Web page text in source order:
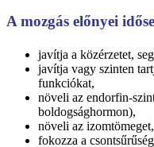
A mozgás előnyei
javítja a közérzetet,
javítja vagy szinten
funkciókat,
növeli az endorfin-
boldogsághormon),
növeli az izomtömeget,
fokozza a